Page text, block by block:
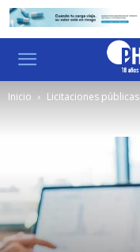
Inicio Licitaciones públicas